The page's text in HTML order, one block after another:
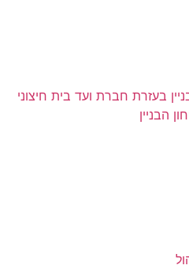
בעזרת חברת ועד בית חיצוני
הבניין